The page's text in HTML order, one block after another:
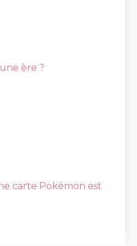
ère ?
carte Pokémon est